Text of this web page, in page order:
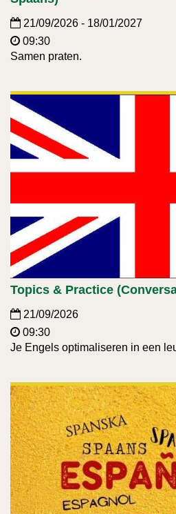
21/09/2026 - 18/01/2027
09:30
Samen praten.
Topics & Practice
21/09/2026
09:30
Je Engels optimaliseren in een